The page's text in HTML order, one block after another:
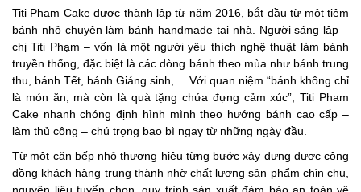
Titi Pham Cake được thành lập từ năm 2016, bắt đầu từ một tiệm
bánh nhỏ chuyên làm bánh handmade tại nhà. Người sáng lập –
chị Titi Phạm – vốn là một người yêu thích nghệ thuật làm bánh
truyền thống, đặc biệt là các dòng bánh theo mùa như bánh trung
thu, bánh Tết, bánh Giáng sinh,… Với quan niệm “bánh không chỉ
là món ăn, mà còn là quà tặng chứa đựng cảm xúc”, Titi Pham
Cake nhanh chóng định hình mình theo hướng bánh cao cấp –
làm thủ công – chú trọng bao bì ngay từ những ngày đầu.
Từ một căn bếp nhỏ thương hiệu từng bước xây dựng được cộng
đồng khách hàng trung thành nhờ chất lượng sản phẩm chỉn chu,
nguyên liệu tuyển chọn, quy trình sản xuất đảm bảo an toàn vệ